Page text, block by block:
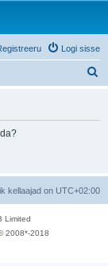
Logi sisse
kellaajad on UTC+02:00
Limited
2008*-2018